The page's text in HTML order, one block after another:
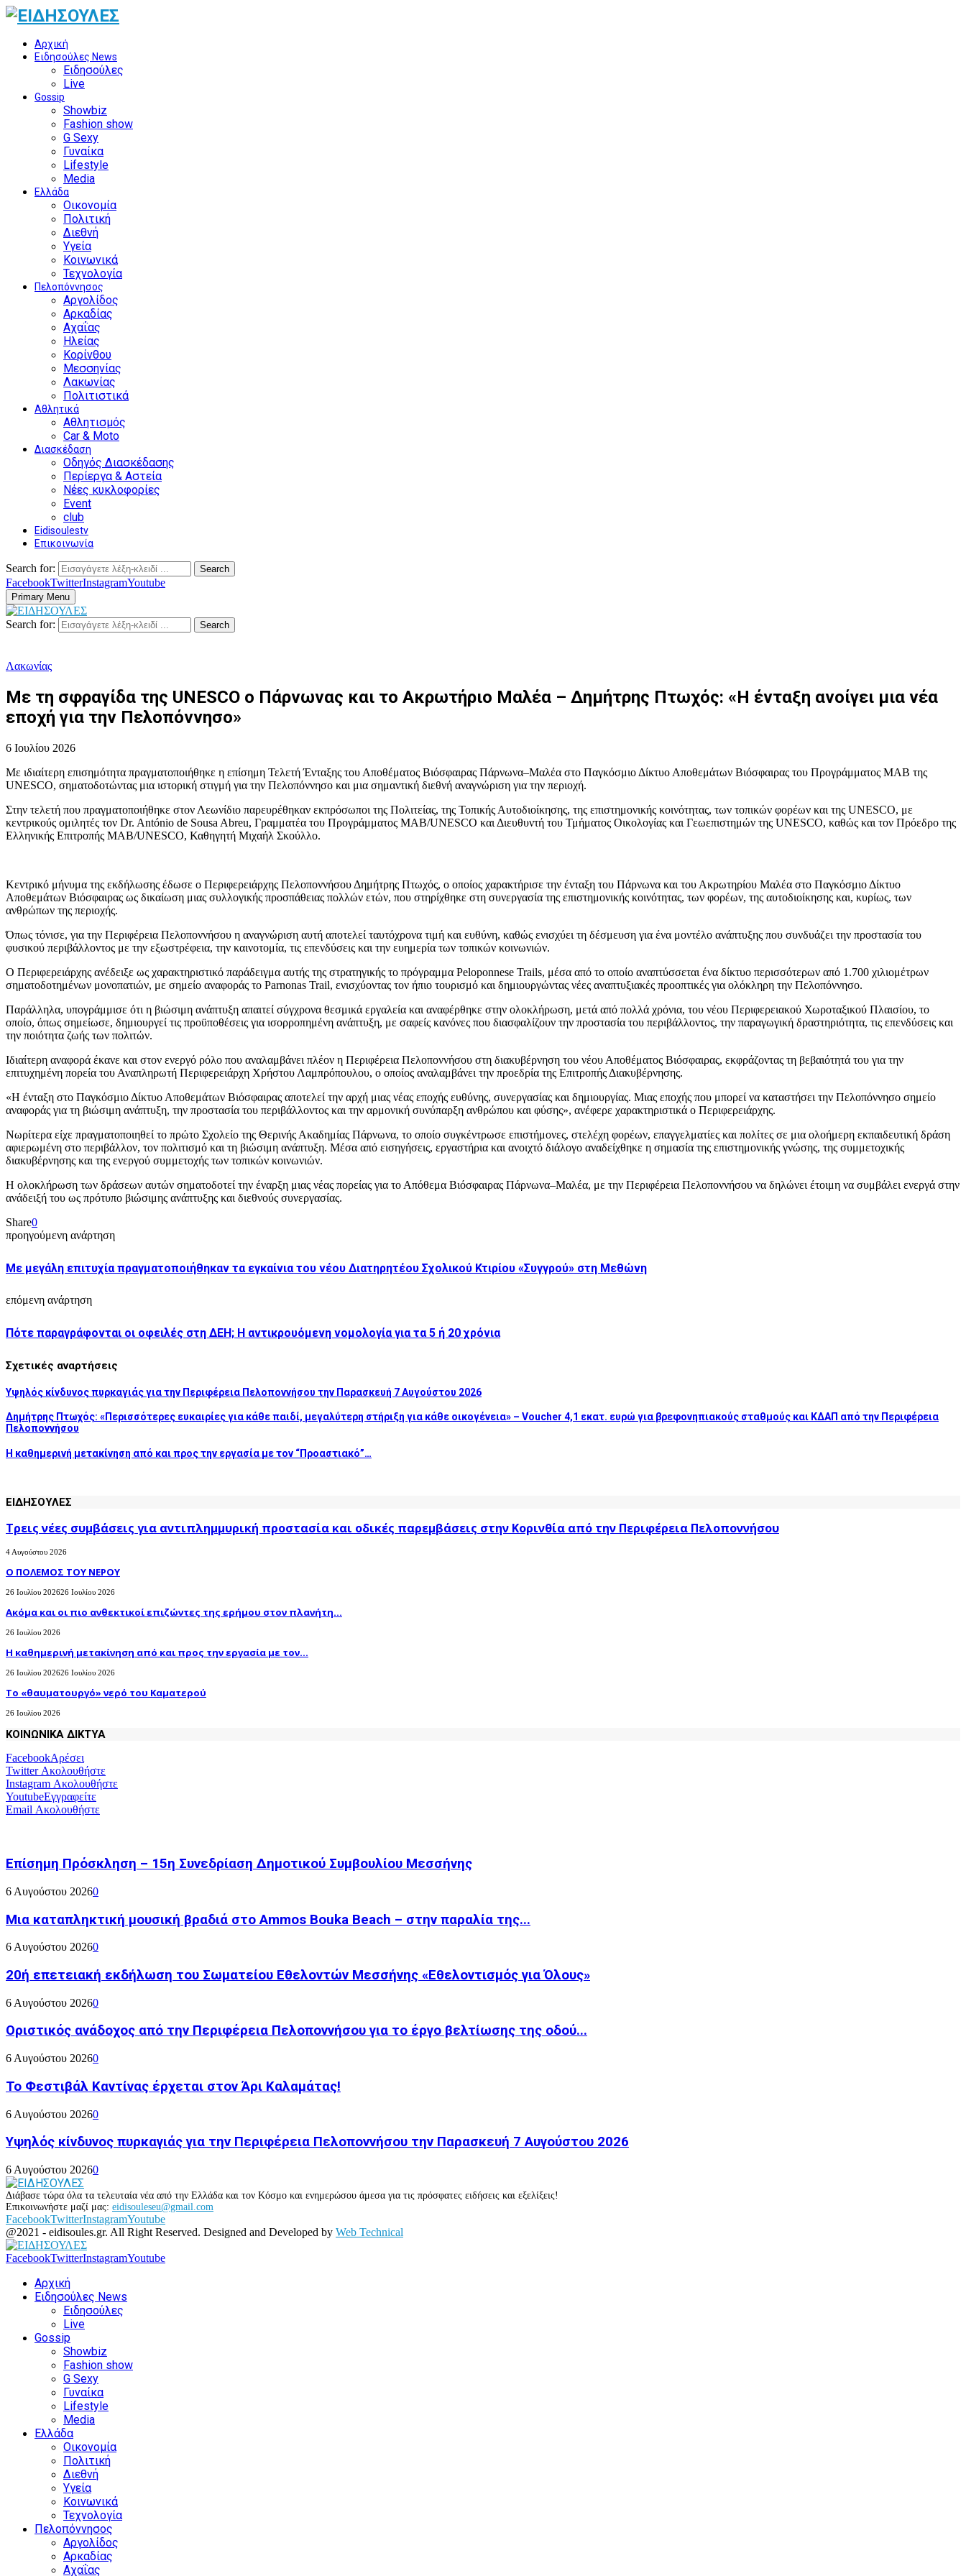
Αρχική
Ειδησούλες News
Ειδησούλες
Live
Gossip
Showbiz
Fashion show
G Sexy
Γυναίκα
Lifestyle
Media
Ελλάδα
Οικονομία
Πολιτική
Διεθνή
Υγεία
Κοινωνικά
Τεχνολογία
Πελοπόννησος
Αργολίδος
Αρκαδίας
Αχαΐας
Ηλείας
Κορίνθου
Μεσσηνίας
Λακωνίας
Πολιτιστικά
Αθλητικά
Αθλητισμός
Car & Moto
Διασκέδαση
Οδηγός Διασκέδασης
Περίεργα & Αστεία
Νέες κυκλοφορίες
Event
club
Eidisoulestv
Επικοινωνία
Search for: Search
FacebookTwitterInstagramYoutube
Primary Menu
Search for: Search
Λακωνίας
Με τη σφραγίδα της UNESCO ο Πάρνωνας και το Ακρωτήριο Μαλέα – Δημήτρης Πτωχός: «Η ένταξη ανοίγει μια νέα
εποχή για την Πελοπόννησο»
6 Ιουλίου 2026
Με ιδιαίτερη επισημότητα πραγματοποιήθηκε η επίσημη Τελετή Ένταξης του Αποθέματος Βιόσφαιρας Πάρνωνα–Μαλέα στο Παγκόσμιο Δίκτυο Αποθεμάτων Βιόσφαιρας του Προγράμματος MAB της
UNESCO, σηματοδοτώντας μια ιστορική στιγμή για την Πελοπόννησο και μια σημαντική διεθνή αναγνώριση για την περιοχή.
Στην τελετή που πραγματοποιήθηκε στον Λεωνίδιο παρευρέθηκαν εκπρόσωποι της Πολιτείας, της Τοπικής Αυτοδιοίκησης, της επιστημονικής κοινότητας, των τοπικών φορέων και της UNESCO, με
κεντρικούς ομιλητές τον Dr. António de Sousa Abreu, Γραμματέα του Προγράμματος MAB/UNESCO και Διευθυντή του Τμήματος Οικολογίας και Γεωεπιστημών της UNESCO, καθώς και τον Πρόεδρο της
Ελληνικής Επιτροπής MAB/UNESCO, Καθηγητή Μιχαήλ Σκούλλο.
Κεντρικό μήνυμα της εκδήλωσης έδωσε ο Περιφερειάρχης Πελοποννήσου Δημήτρης Πτωχός, ο οποίος χαρακτήρισε την ένταξη του Πάρνωνα και του Ακρωτηρίου Μαλέα στο Παγκόσμιο Δίκτυο
Αποθεμάτων Βιόσφαιρας ως δικαίωση μιας συλλογικής προσπάθειας πολλών ετών, που στηρίχθηκε στη συνεργασία της επιστημονικής κοινότητας, των φορέων, της αυτοδιοίκησης και, κυρίως, των
ανθρώπων της περιοχής.
Όπως τόνισε, για την Περιφέρεια Πελοποννήσου η αναγνώριση αυτή αποτελεί ταυτόχρονα τιμή και ευθύνη, καθώς ενισχύει τη δέσμευση για ένα μοντέλο ανάπτυξης που συνδυάζει την προστασία του
φυσικού περιβάλλοντος με την εξωστρέφεια, την καινοτομία, τις επενδύσεις και την ευημερία των τοπικών κοινωνιών.
Ο Περιφερειάρχης ανέδειξε ως χαρακτηριστικό παράδειγμα αυτής της στρατηγικής το πρόγραμμα Peloponnese Trails, μέσα από το οποίο αναπτύσσεται ένα δίκτυο περισσότερων από 1.700 χιλιομέτρων
σηματοδοτημένων μονοπατιών, με σημείο αναφοράς το Parnonas Trail, ενισχύοντας τον ήπιο τουρισμό και δημιουργώντας νέες αναπτυξιακές προοπτικές για ολόκληρη την Πελοπόννησο.
Παράλληλα, υπογράμμισε ότι η βιώσιμη ανάπτυξη απαιτεί σύγχρονα θεσμικά εργαλεία και αναφέρθηκε στην ολοκλήρωση, μετά από πολλά χρόνια, του νέου Περιφερειακού Χωροταξικού Πλαισίου, το
οποίο, όπως σημείωσε, δημιουργεί τις προϋποθέσεις για ισορροπημένη ανάπτυξη, με σαφείς κανόνες που διασφαλίζουν την προστασία του περιβάλλοντος, την παραγωγική δραστηριότητα, τις επενδύσεις και
την ποιότητα ζωής των πολιτών.
Ιδιαίτερη αναφορά έκανε και στον ενεργό ρόλο που αναλαμβάνει πλέον η Περιφέρεια Πελοποννήσου στη διακυβέρνηση του νέου Αποθέματος Βιόσφαιρας, εκφράζοντας τη βεβαιότητά του για την
επιτυχημένη πορεία του Αναπληρωτή Περιφερειάρχη Χρήστου Λαμπρόπουλου, ο οποίος αναλαμβάνει την προεδρία της Επιτροπής Διακυβέρνησης.
«Η ένταξη στο Παγκόσμιο Δίκτυο Αποθεμάτων Βιόσφαιρας αποτελεί την αρχή μιας νέας εποχής ευθύνης, συνεργασίας και δημιουργίας. Μιας εποχής που μπορεί να καταστήσει την Πελοπόννησο σημείο
αναφοράς για τη βιώσιμη ανάπτυξη, την προστασία του περιβάλλοντος και την αρμονική συνύπαρξη ανθρώπου και φύσης», ανέφερε χαρακτηριστικά ο Περιφερειάρχης.
Νωρίτερα είχε πραγματοποιηθεί το πρώτο Σχολείο της Θερινής Ακαδημίας Πάρνωνα, το οποίο συγκέντρωσε επιστήμονες, στελέχη φορέων, επαγγελματίες και πολίτες σε μια ολοήμερη εκπαιδευτική δράση
αφιερωμένη στο περιβάλλον, τον πολιτισμό και τη βιώσιμη ανάπτυξη. Μέσα από εισηγήσεις, εργαστήρια και ανοιχτό διάλογο αναδείχθηκε η σημασία της επιστημονικής γνώσης, της συμμετοχικής
διακυβέρνησης και της ενεργού συμμετοχής των τοπικών κοινωνιών.
Η ολοκλήρωση των δράσεων αυτών σηματοδοτεί την έναρξη μιας νέας πορείας για το Απόθεμα Βιόσφαιρας Πάρνωνα–Μαλέα, με την Περιφέρεια Πελοποννήσου να δηλώνει έτοιμη να συμβάλει ενεργά στην
ανάδειξή του ως πρότυπο βιώσιμης ανάπτυξης και διεθνούς συνεργασίας.
Share0
προηγούμενη ανάρτηση
Με μεγάλη επιτυχία πραγματοποιήθηκαν τα εγκαίνια του νέου Διατηρητέου Σχολικού Κτιρίου «Συγγρού» στη Μεθώνη
επόμενη ανάρτηση
Πότε παραγράφονται οι οφειλές στη ΔΕΗ; Η αντικρουόμενη νομολογία για τα 5 ή 20 χρόνια
Σχετικές αναρτήσεις
Υψηλός κίνδυνος πυρκαγιάς για την Περιφέρεια Πελοποννήσου την Παρασκευή 7 Αυγούστου 2026
Δημήτρης Πτωχός: «Περισσότερες ευκαιρίες για κάθε παιδί, μεγαλύτερη στήριξη για κάθε οικογένεια» – Voucher 4,1 εκατ. ευρώ για βρεφονηπιακούς σταθμούς και ΚΔΑΠ από την Περιφέρεια
Πελοποννήσου
H καθημερινή μετακίνηση από και προς την εργασία με τον “Προαστιακό”…
ΕΙΔΗΣΟΥΛΕΣ
Τρεις νέες συμβάσεις για αντιπλημμυρική προστασία και οδικές παρεμβάσεις στην Κορινθία από την Περιφέρεια Πελοποννήσου
4 Αυγούστου 2026
Ο ΠΟΛΕΜΟΣ ΤΟΥ ΝΕΡΟΥ
26 Ιουλίου 202626 Ιουλίου 2026
Ακόμα και οι πιο ανθεκτικοί επιζώντες της ερήμου στον πλανήτη...
26 Ιουλίου 2026
H καθημερινή μετακίνηση από και προς την εργασία με τον...
26 Ιουλίου 202626 Ιουλίου 2026
Το «θαυματουργό» νερό του Καματερού
26 Ιουλίου 2026
ΚΟΙΝΩΝΙΚΑ ΔΙΚΤΥΑ
FacebookΑρέσει
TwitterΑκολουθήστε
Instagram Ακολουθήστε
YoutubeΕγγραφείτε
Email Ακολουθήστε
Επίσημη Πρόσκληση – 15η Συνεδρίαση Δημοτικού Συμβουλίου Μεσσήνης
6 Αυγούστου 20260
Μια καταπληκτική μουσική βραδιά στο Ammos Bouka Beach – στην παραλία της...
6 Αυγούστου 20260
20ή επετειακή εκδήλωση του Σωματείου Εθελοντών Μεσσήνης «Εθελοντισμός για Όλους»
6 Αυγούστου 20260
Οριστικός ανάδοχος από την Περιφέρεια Πελοποννήσου για το έργο βελτίωσης της οδού...
6 Αυγούστου 20260
Το Φεστιβάλ Καντίνας έρχεται στον Άρι Καλαμάτας!
6 Αυγούστου 20260
Υψηλός κίνδυνος πυρκαγιάς για την Περιφέρεια Πελοποννήσου την Παρασκευή 7 Αυγούστου 2026
6 Αυγούστου 20260
Διάβασε τώρα όλα τα τελευταία νέα από την Ελλάδα και τον Κόσμο και ενημερώσου άμεσα για τις πρόσφατες ειδήσεις και εξελίξεις!
Επικοινωνήστε μαζί μας: eidisouleseu@gmail.com
FacebookTwitterInstagramYoutube
@2021 - eidisoules.gr. All Right Reserved. Designed and Developed by Web Technical
FacebookTwitterInstagramYoutube
Αρχική
Ειδησούλες News
Ειδησούλες
Live
Gossip
Showbiz
Fashion show
G Sexy
Γυναίκα
Lifestyle
Media
Ελλάδα
Οικονομία
Πολιτική
Διεθνή
Υγεία
Κοινωνικά
Τεχνολογία
Πελοπόννησος
Αργολίδος
Αρκαδίας
Αχαΐας